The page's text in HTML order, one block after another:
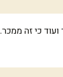
ואוהבים לקחת